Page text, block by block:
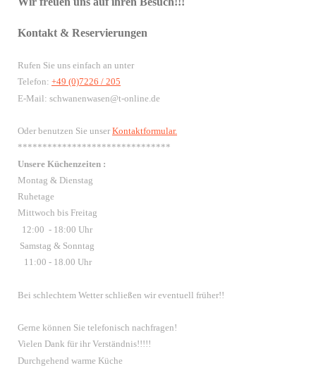
Kontakt & Reservierungen
Rufen Sie uns einfach an unter
Telefon: +49 (0)7226 / 205
E-Mail: schwanenwasen@t-online.de
Oder benutzen Sie unser Kontaktformular.
*******************************
Unsere Küchenzeiten :
Montag & Dienstag
Ruhetage
Mittwoch bis Freitag
12:00 - 18:00 Uhr
Samstag & Sonntag
11:00 - 18.00 Uhr
Bei schlechtem Wetter schließen wir eventuell früher!!
Gerne können Sie telefonisch nachfragen!
Vielen Dank für ihr Verständnis!!!!!
Durchgehend warme Küche